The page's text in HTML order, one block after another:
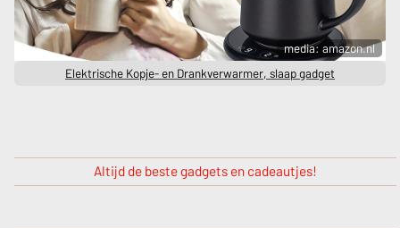
media: amazon.nl
Elektrische Kopje- en Drankverwarmer, slaap gadget
Altijd de beste gadgets en cadeautjes!